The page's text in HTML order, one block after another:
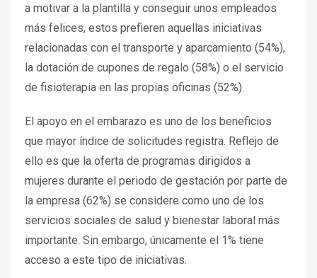
a motivar a la plantilla y conseguir unos empleados
más felices, estos prefieren aquellas iniciativas
relacionadas con el transporte y aparcamiento (54%),
la dotación de cupones de regalo (58%) o el servicio
de fisioterapia en las propias oficinas (52%).
El apoyo en el embarazo es uno de los beneficios
que mayor índice de solicitudes registra. Reflejo de
ello es que la oferta de programas dirigidos a
mujeres durante el periodo de gestación por parte de
la empresa (62%) se considere como uno de los
servicios sociales de salud y bienestar laboral más
importante. Sin embargo, únicamente el 1% tiene
acceso a este tipo de iniciativas.